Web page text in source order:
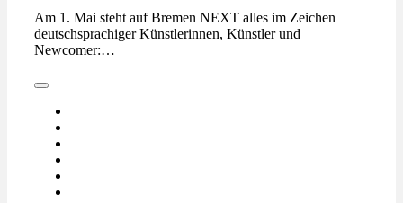
Am 1. Mai steht auf Bremen NEXT alles im Zeichen
deutschsprachiger Künstlerinnen, Künstler und
Newcomer:…